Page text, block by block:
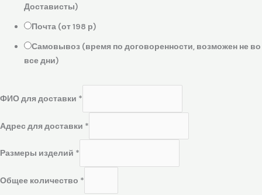
Достависты)
Почта (от 198 р)
Самовывоз (время по договоренности, возможен не во
все дни)
ФИО для доставки *
Адрес для доставки *
Размеры изделий *
Общее количество *